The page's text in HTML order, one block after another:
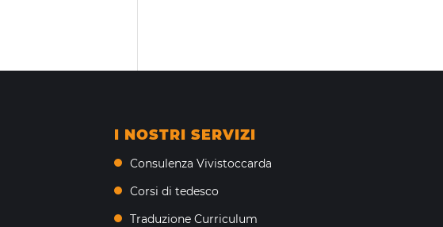
I NOSTRI SERVIZI
Consulenza Vivistoccarda
Corsi di tedesco
Traduzione Curriculum